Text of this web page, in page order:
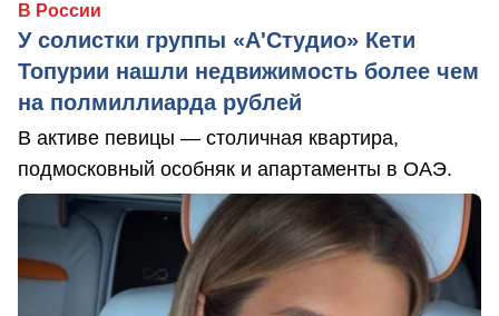
В России
У солистки группы «А'Студио» Кети
Топурии нашли недвижимость более чем
на полмиллиарда рублей
В активе певицы — столичная квартира,
подмосковный особняк и апартаменты в ОАЭ.